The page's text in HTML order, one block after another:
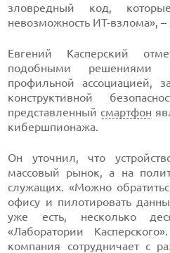
зловредный код,
невозможность ИТ-взлома», –
Евгений Касперский
подобными решениями
профильной ассоциацией,
конструктивной
представленный смартфон
кибершпионажа.
Он уточнил, что
массовый рынок, а на
служащих. «Можно
офису и пилотировать
уже есть, несколько
«Лаборатории
компания сотрудничает с